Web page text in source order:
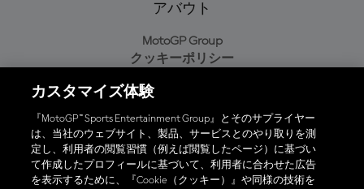
アバウト
MotoGP Group
クッキーポリシー
プライバシーポリシー
購入ポリシー
オフィシャルアプリ
カスタマイズ体験
『MotoGP™ Sports Entertainment Group』とそのサプライヤー
は、当社のウェブサイト、製品、サービスとのやり取りを測
定し、利用者の閲覧習慣（例えば閲覧したページ）に基づい
て作成したプロフィールに基づいて、利用者に合わせた広告
を表示するために、『Cookie（クッキー）』や同様の技術を